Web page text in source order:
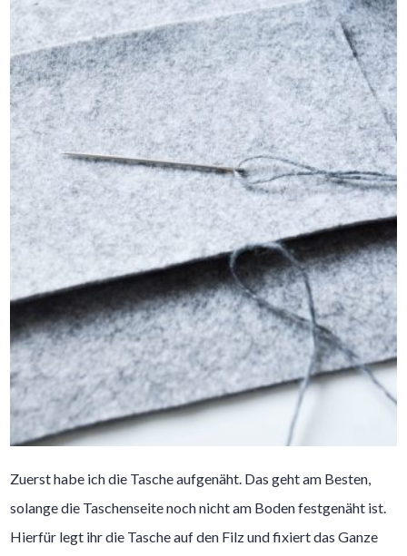
Zuerst habe ich die Tasche aufgenäht. Das geht am Besten,
solange die Taschenseite noch nicht am Boden festgenäht ist.
Hierfür legt ihr die Tasche auf den Filz und fixiert das Ganze